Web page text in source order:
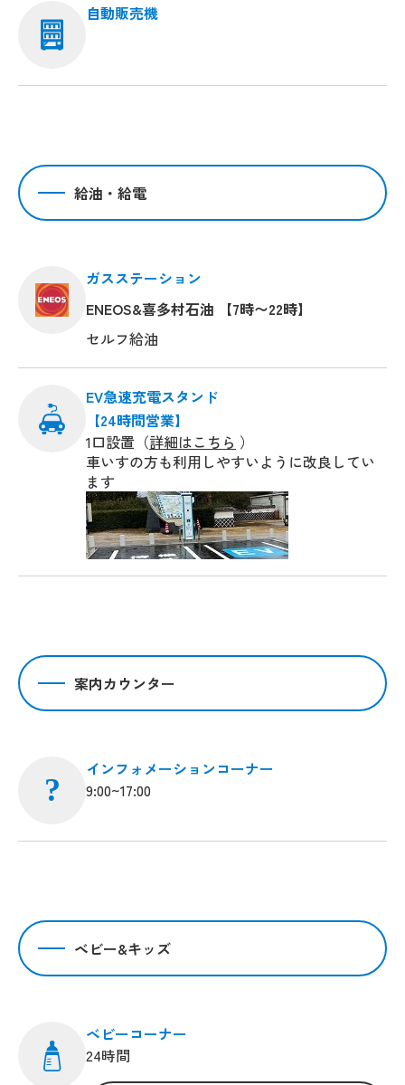
自動販売機
給油・給電
ガスステーション
ENEOS&喜多村石油 【7時〜22時】
セルフ給油
EV急速充電スタンド
【24時間営業】
1口設置（詳細はこちら ）
車いすの方も利用しやすいように改良してい
ます
案内カウンター
?
インフォメーションコーナー
9:00~17:00
ベビー&キッズ
ベビーコーナー
24時間